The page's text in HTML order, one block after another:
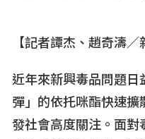
【記者譚杰、趙奇濤／
近年來新興毒品問題
彈」的依托咪酯快速擴
發社會高度關注。面對